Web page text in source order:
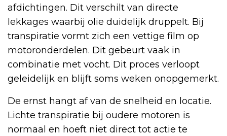
afdichtingen. Dit verschilt van directe
lekkages waarbij olie duidelijk druppelt. Bij
transpiratie vormt zich een vettige film op
motoronderdelen. Dit gebeurt vaak in
combinatie met vocht. Dit proces verloopt
geleidelijk en blijft soms weken onopgemerkt.
De ernst hangt af van de snelheid en locatie.
Lichte transpiratie bij oudere motoren is
normaal en hoeft niet direct tot actie te